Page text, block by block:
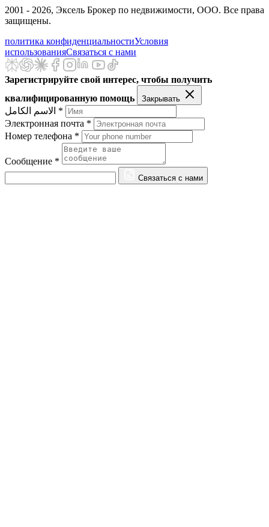
2001 - 2026, Эксель Брокер по недвижимости, ООО. Все права
защищены.
политика конфиденциальностиУсловия
использованияСвязаться с нами
Зарегистрируйте свой интерес, чтобы получить
квалифицированную помощь
Закрывать
الاسم الكامل *
Электронная почта *
Номер телефона *
Сообщение *
Связаться с нами